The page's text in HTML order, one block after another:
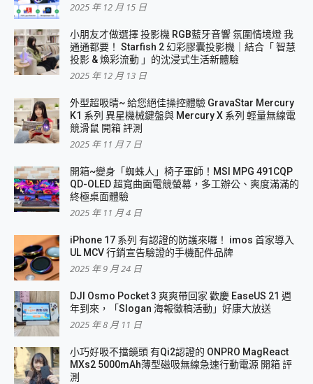
2025 年 12 月 15 日
小朋友才做選擇 投影機 RGB藍牙音響 氛圍情境燈 我
通通都要！ Starfish 2 幻彩膠囊投影機｜結合「 智慧
投影 & 煥彩流動 」的沈浸式生活新體驗
2025 年 12 月 13 日
外型超吸晴~ 給您絕佳操控體驗 GravaStar Mercury
K1 系列 異星機械鍵盤與 Mercury X 系列 輕量無線電
競滑鼠 開箱 評測
2025 年 11 月 7 日
開箱~變身「蜘蛛人」椅子軍師！MSI MPG 491CQP
QD-OLED 超寬曲面電競螢幕，多工辦公、爽度滿滿的
終極桌面體驗
2025 年 11 月 4 日
iPhone 17 系列 有認證的防護來囉！ imos 首家導入
UL MCV 行銷宣告驗證的手機配件品牌
2025 年 9 月 24 日
DJI Osmo Pocket 3 爽爽帶回家 歡慶 EaseUS 21 週
年到來，「Slogan 海報徵稿活動」好康大放送
2025 年 8 月 11 日
小巧好吸不擋鏡頭 有Qi2認證的 ONPRO MagReact
MXs2 5000mAh薄型磁吸無線急速行動電源 開箱 評
測